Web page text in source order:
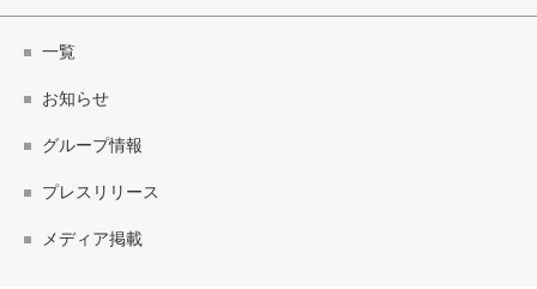
一覧
お知らせ
グループ情報
プレスリリース
メディア掲載